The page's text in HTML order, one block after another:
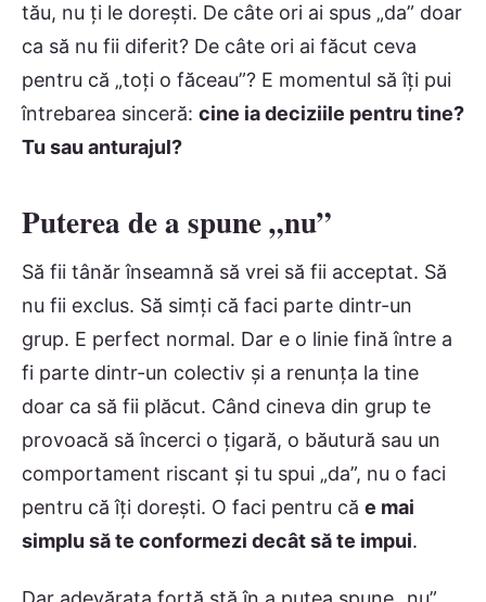
tău, nu ți le dorești. De câte ori ai spus „da” doar
ca să nu fii diferit? De câte ori ai făcut ceva
pentru că „toți o făceau”? E momentul să îți pui
întrebarea sinceră: cine ia deciziile pentru tine?
Tu sau anturajul?
Puterea de a spune „nu”
Să fii tânăr înseamnă să vrei să fii acceptat. Să
nu fii exclus. Să simți că faci parte dintr-un
grup. E perfect normal. Dar e o linie fină între a
fi parte dintr-un colectiv și a renunța la tine
doar ca să fii plăcut. Când cineva din grup te
provoacă să încerci o țigară, o băutură sau un
comportament riscant și tu spui „da”, nu o faci
pentru că îți dorești. O faci pentru că e mai
simplu să te conformezi decât să te impui.